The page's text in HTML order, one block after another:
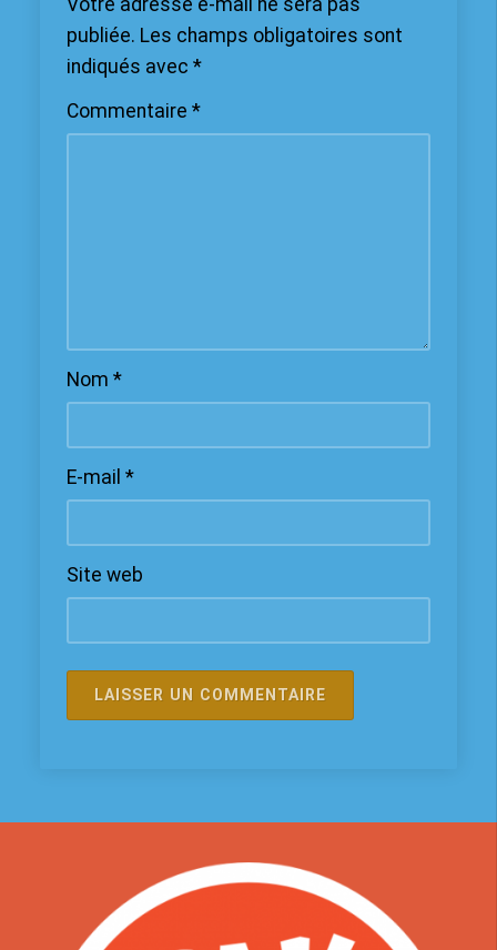
Votre adresse e-mail ne sera pas
publiée. Les champs obligatoires sont
indiqués avec *
Commentaire *
Nom *
E-mail *
Site web